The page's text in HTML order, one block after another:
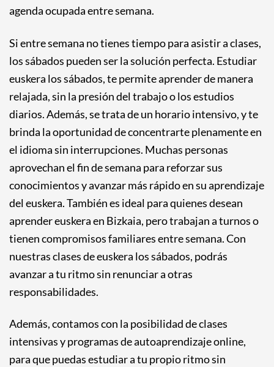
agenda ocupada entre semana.
Si entre semana no tienes tiempo para asistir a clases,
los sábados pueden ser la solución perfecta. Estudiar
euskera los sábados, te permite aprender de manera
relajada, sin la presión del trabajo o los estudios
diarios. Además, se trata de un horario intensivo, y te
brinda la oportunidad de concentrarte plenamente en
el idioma sin interrupciones. Muchas personas
aprovechan el fin de semana para reforzar sus
conocimientos y avanzar más rápido en su aprendizaje
del euskera. También es ideal para quienes desean
aprender euskera en Bizkaia, pero trabajan a turnos o
tienen compromisos familiares entre semana. Con
nuestras clases de euskera los sábados, podrás
avanzar a tu ritmo sin renunciar a otras
responsabilidades.
Además, contamos con la posibilidad de clases
intensivas y programas de autoaprendizaje online,
para que puedas estudiar a tu propio ritmo sin